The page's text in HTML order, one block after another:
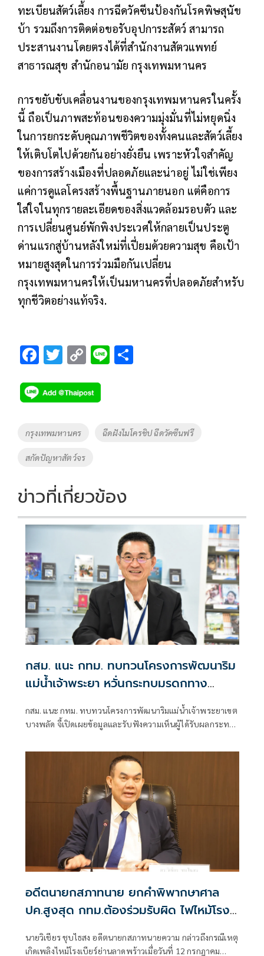
ทะเบียนสัตว์เลี้ยง การฉีดวัคซีนป้องกันโรคพิษสุนัข
บ้า รวมถึงการติดต่อขอรับอุปการะสัตว์ สามารถ
ประสานงานโดยตรงได้ที่สำนักงานสัตวแพทย์
สาธารณสุข สำนักอนามัย กรุงเทพมหานคร
การขยับขับเคลื่อนงานของกรุงเทพมหานครในครั้ง
นี้ ถือเป็นภาพสะท้อนของความมุ่งมั่นที่ไม่หยุดนิ่ง
ในการยกระดับคุณภาพชีวิตของทั้งคนและสัตว์เลี้ยง
ให้เติบโตไปด้วยกันอย่างยั่งยืน เพราะหัวใจสำคัญ
ของการสร้างเมืองที่ปลอดภัยและน่าอยู่ ไม่ใช่เพียง
แค่การดูแลโครงสร้างพื้นฐานภายนอก แต่คือการ
ใส่ใจในทุกรายละเอียดของสิ่งแวดล้อมรอบตัว และ
การเปลี่ยนศูนย์พักพิงประเวศให้กลายเป็นประตู
ด่านแรกสู่บ้านหลังใหม่ที่เปี่ยมด้วยความสุข คือเป้า
หมายสูงสุดในการร่วมมือกันเปลี่ยน
กรุงเทพมหานครให้เป็นมหานครที่ปลอดภัยสำหรับ
ทุกชีวิตอย่างแท้จริง.
F
e
b
o
o
k
T
tt
er
C
p
y
Li
Tags
กรุงเทพมหานคร ฉีดฝังไมโครชิป ฉีดวัคซีนฟรี
สกัดปัญหาสัตว์จร
ข่าวที่เกี่ยวข้อง
กสม. แนะ กทม. ทบทวนโครงการพัฒนาริม
แม่น้ำเจ้าพระยา หวั่นกระทบมรดกทาง
กสม. แนะ กทม. ทบทวนโครงการพัฒนาริมแม่น้ำเจ้าพระยาเขต
บางพลัด จี้เปิดเผยข้อมูลและรับฟังความเห็นผู้ได้รับผลกระทบ
มรดกทางวัฒนธรรม
อดีตนายกสภาทนาย ยกคำพิพากษาศาล
ปค.สูงสุด กทม.ต้องร่วมรับผิด ไฟไหม้โรง
นายวิเชียร ชุบไธสง อดีตนายกสภาทนายความ กล่าวถึงกรณีเหตุ
เกิดเพลิงไหม้โรงเบียร์ย่านลาดพร้าวเมื่อวันที่ 12 กรกฎาคม